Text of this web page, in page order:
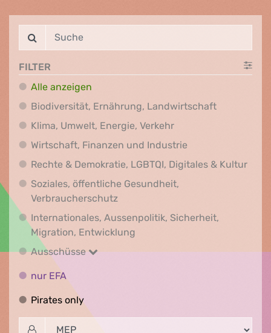
FILTER
Alle anzeigen
Biodiversität, Ernährung, Landwirtschaft
Klima, Umwelt, Energie, VerkehrKlima, Umwelt,
Wirtschaft, Finanzen und Industrie
Rechte & Demokratie, LGBTQI, Digitales & Kultur
Soziales, öffentliche Gesundheit,
VerbraucherschutzSoziales, öffentliche Gesundheit,
Internationales, Aussenpolitik, Sicherheit,
Migration, Entwicklung
Ausschüsse
Ausschüsse
nur EFA
Pirates onlyPirates only